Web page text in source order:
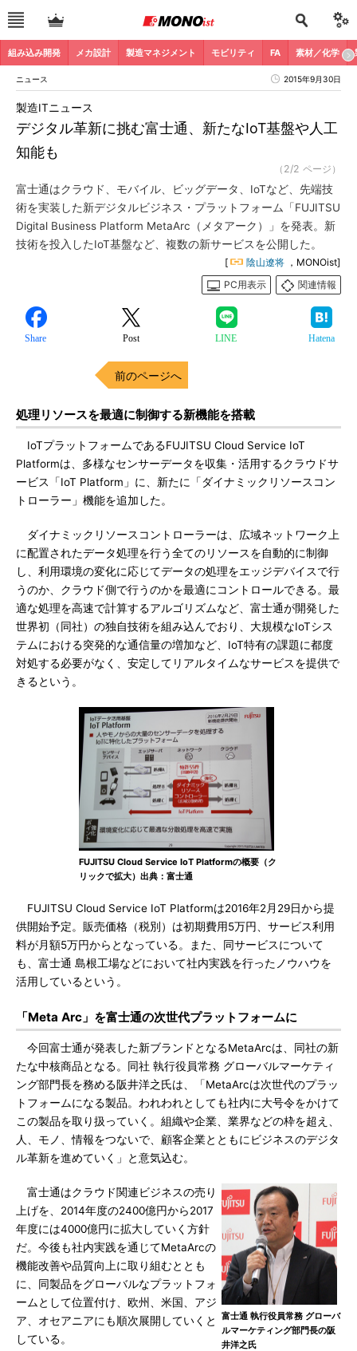
組み込み開発 メカ設計 製造マネジメント モビリティ FA 素材／化学
ニュース 2015年9月30日
デジタル革新に挑む富士通、新たなIoT基盤や人工
知能も
製造ITニュース
（2/2 ページ）
富士通はクラウド、モバイル、ビッグデータ、IoTなど、先端技
術を実装した新デジタルビジネス・プラットフォーム「FUJITSU
Digital Business Platform MetaArc（メタアーク）」を発表。新
技術を投入したIoT基盤など、複数の新サービスを公開した。
[ 陰山遼将 ，MONOist]
PC用表示
関連情報
Share Post LINE Hatena
前のページへ
処理リソースを最適に制御する新機能を搭載
IoTプラットフォームであるFUJITSU Cloud Service IoT
Platformは、多様なセンサーデータを収集・活用するクラウドサ
ービス「IoT Platform」に、新たに「ダイナミックリソースコン
トローラー」機能を追加した。
ダイナミックリソースコントローラーは、広域ネットワーク上
に配置されたデータ処理を行う全てのリソースを自動的に制御
し、利用環境の変化に応じてデータの処理をエッジデバイスで行
うのか、クラウド側で行うのかを最適にコントロールできる。最
適な処理を高速で計算するアルゴリズムなど、富士通が開発した
世界初（同社）の独自技術を組み込んでおり、大規模なIoTシス
テムにおける突発的な通信量の増加など、IoT特有の課題に都度
対処する必要がなく、安定してリアルタイムなサービスを提供で
きるという。
FUJITSU Cloud Service IoT Platformの概要（ク
リックで拡大）出典：富士通
FUJITSU Cloud Service IoT Platformは2016年2月29日から提
供開始予定。販売価格（税別）は初期費用5万円、サービス利用
料が月額5万円からとなっている。また、同サービスについて
も、富士通 島根工場などにおいて社内実践を行ったノウハウを
活用しているという。
「Meta Arc」を富士通の次世代プラットフォームに
今回富士通が発表した新ブランドとなるMetaArcは、同社の新
たな中核商品となる。同社 執行役員常務 グローバルマーケティ
ング部門長を務める阪井洋之氏は、「MetaArcは次世代のプラッ
トフォームになる製品。われわれとしても社内に大号令をかけて
この製品を取り扱っていく。組織や企業、業界などの枠を超え、
人、モノ、情報をつないで、顧客企業とともにビジネスのデジタ
ル革新を進めていく」と意気込む。
富士通 執行役員常務 グローバ
ルマーケティング部門長の阪
井洋之氏
富士通はクラウド関連ビジネスの売り
上げを、2014年度の2400億円から2017
年度には4000億円に拡大していく方針
だ。今後も社内実践を通じてMetaArcの
機能改善や品質向上に取り組むととも
に、同製品をグローバルなプラットフォ
ームとして位置付け、欧州、米国、アジ
ア、オセアニアにも順次展開していくと
している。